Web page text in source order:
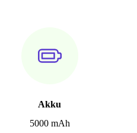
Akku
5000 mAh